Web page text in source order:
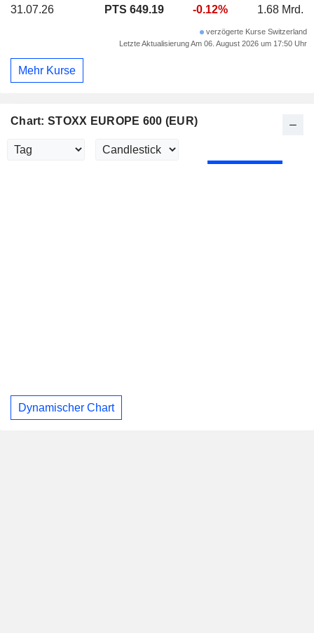
Chart: STOXX EUROPE 600 (EUR)
Dynamischer Chart
31.07.26
PTS 649.19 -0.12% 1.68 Mrd.
verzögerte Kurse Switzerland
Letzte Aktualisierung Am 06. August 2026 um 17:50 Uhr
Mehr Kurse